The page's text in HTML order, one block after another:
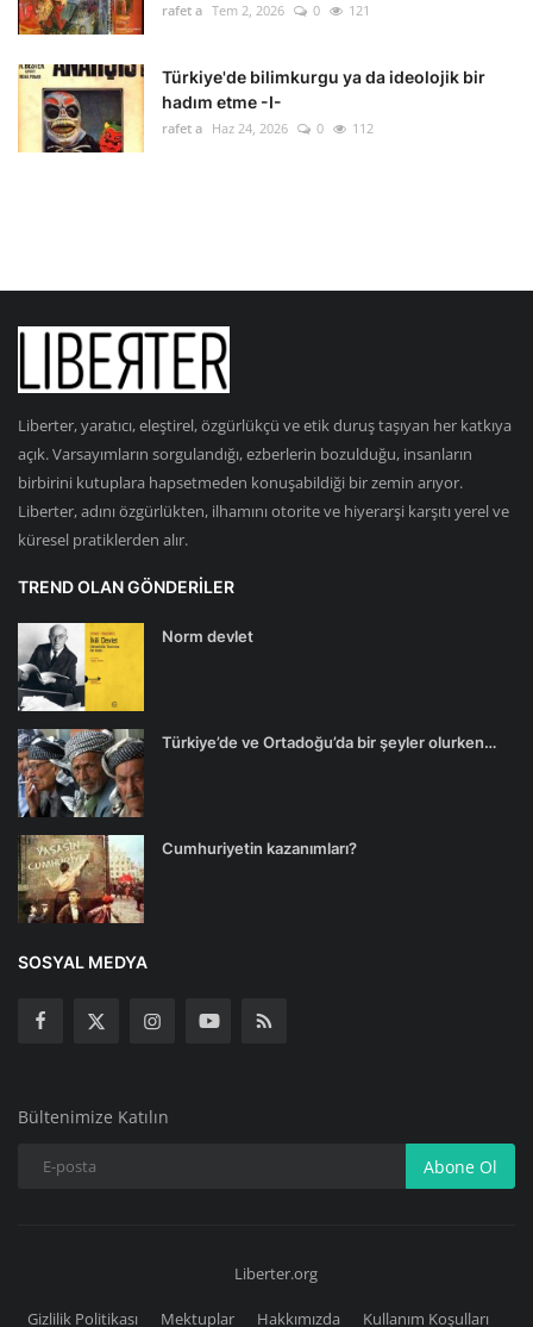
rafet a Tem 2, 2026 0 121
Türkiye'de bilimkurgu ya da ideolojik bir
hadım etme -I-
rafet a Haz 24, 2026 0 112
Liberter, yaratıcı, eleştirel, özgürlükçü ve etik duruş taşıyan her katkıya
açık. Varsayımların sorgulandığı, ezberlerin bozulduğu, insanların
birbirini kutuplara hapsetmeden konuşabildiği bir zemin arıyor.
Liberter, adını özgürlükten, ilhamını otorite ve hiyerarşi karşıtı yerel ve
küresel pratiklerden alır.
TREND OLAN GÖNDERILER
Norm devlet
Türkiye’de ve Ortadoğu’da bir şeyler olurken…
Cumhuriyetin kazanımları?
SOSYAL MEDYA
Bültenimize Katılın
Abone Ol
Liberter.org
Gizlilik Politikası Mektuplar Hakkımızda Kullanım Koşulları